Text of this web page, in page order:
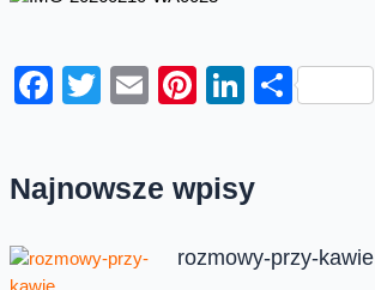
Facebook
Twitter
EmailPinterest
LinkedIn
Share
Najnowsze wpisy
rozmowy-przy-kawie